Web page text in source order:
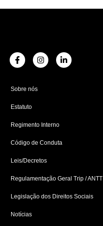
F
a
b
o
k
f
I
n
L
i
Sobre nós
Estatuto
Regimento Interno
Código de Conduta
Leis/Decretos
Regulamentação Geral Trip / ANTT
Legislação dos Direitos Sociais
Notícias